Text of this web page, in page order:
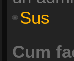
Sus
Cum